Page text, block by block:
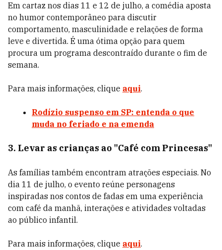
Em cartaz nos dias 11 e 12 de julho, a comédia aposta
no humor contemporâneo para discutir
comportamento, masculinidade e relações de forma
leve e divertida. É uma ótima opção para quem
procura um programa descontraído durante o fim de
semana.
Para mais informações, clique aqui.
Rodízio suspenso em SP: entenda o que
muda no feriado e na emenda
3. Levar as crianças ao "Café com Princesas"
As famílias também encontram atrações especiais. No
dia 11 de julho, o evento reúne personagens
inspiradas nos contos de fadas em uma experiência
com café da manhã, interações e atividades voltadas
ao público infantil.
Para mais informações, clique aqui.